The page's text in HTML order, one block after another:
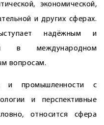
экономической,
и других сферах.
надёжным и
в международном
вопросам.
и промышленности с
и перспективные
относится сфера